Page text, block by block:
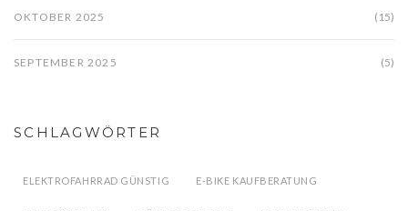
OKTOBER 2025 (15)
SEPTEMBER 2025 (5)
SCHLAGWÖRTER
ELEKTROFAHRRAD GÜNSTIG E-BIKE KAUFBERATUNG